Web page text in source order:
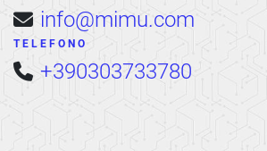
info@mimu.com
TELEFONO
+390303733780